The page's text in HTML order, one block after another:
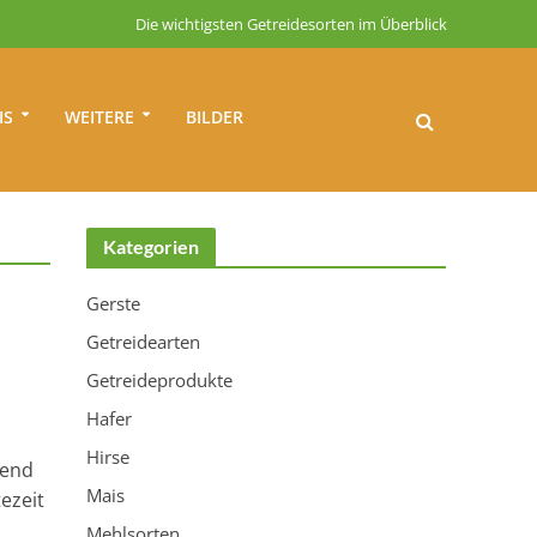
Die wichtigsten Getreidesorten im Überblick
WEITERE BILDER
Kategorien
Gerste
Getreidearten
Getreideprodukte
Hafer
Hirse
Mais